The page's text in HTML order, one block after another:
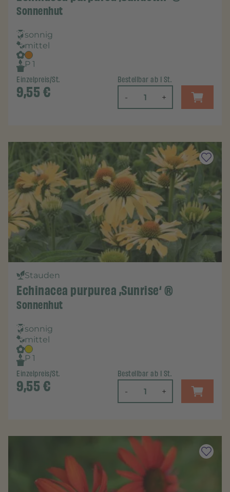
Sonnenhut
sonnig
mittel
P 1
Einzelpreis/St.
9,55€
Bestellbar ab 1 St.
- +
Stauden
Echinacea purpurea ‚Sunrise‘ ®
Sonnenhut
sonnig
mittel
P 1
Einzelpreis/St.
9,55€
Bestellbar ab 1 St.
- +